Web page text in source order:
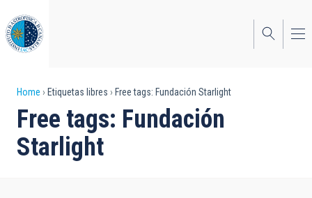
to
main
content
Breadcrumb
Home Etiquetas libres Free tags: Fundación Starlight
Free tags: Fundación
Starlight